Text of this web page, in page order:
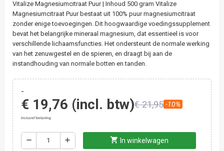
Vitalize Magnesiumcitraat Puur | Inhoud 500 gram Vitalize
Magnesiumcitraat Puur bestaat uit 100% puur magnesiumcitraat
zonder enige toevoegingen. Dit hoogwaardige voedingssupplement
bevat het belangrijke mineraal magnesium, dat essentieel is voor
verschillende lichaamsfuncties. Het ondersteunt de normale werking
van het zenuwgestel en de spieren, en draagt bij aan de
instandhouding van normale botten en tanden.
-
€ 19,76 (incl. btw)€ 21,95 -10%
Inclusief belasting
remove add shopping_cart In winkelwagen